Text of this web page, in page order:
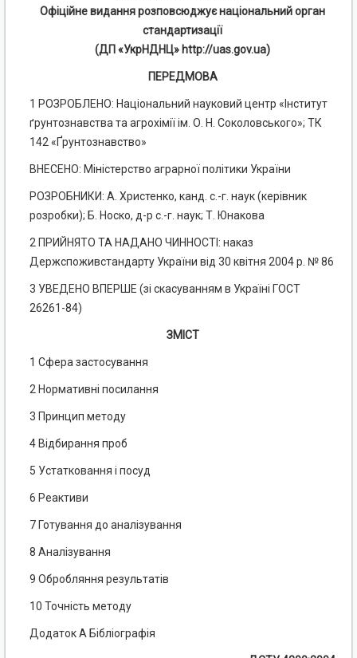
Офіційне видання розповсюджує національний орган
стандартизації
(ДП «УкрНДНЦ» http://uas.gov.ua)
ПЕРЕДМОВА
1 РОЗРОБЛЕНО: Національний науковий центр «Інститут
ґрунтознавства та агрохімії ім. О. Н. Соколовського»; ТК
142 «Ґрунтознавство»
ВНЕСЕНО: Міністерство аграрної політики України
РОЗРОБНИКИ: А. Христенко, канд. с.-г. наук (керівник
розробки); Б. Носко, д-р с.-г. наук; Т. Юнакова
2 ПРИЙНЯТО ТА НАДАНО ЧИННОСТІ: наказ
Держспоживстандарту України від 30 квітня 2004 р. № 86
3 УВЕДЕНО ВПЕРШЕ (зі скасуванням в Україні ГОСТ
26261-84)
ЗМІСТ
1 Сфера застосування
2 Нормативні посилання
3 Принцип методу
4 Відбирання проб
5 Устатковання і посуд
6 Реактиви
7 Готування до аналізування
8 Аналізування
9 Обробляння результатів
10 Точність методу
Додаток А Бібліографія